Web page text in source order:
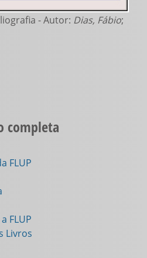
- Autor: Dias, Fábio;
completa
FLUP
FLUP
Livros